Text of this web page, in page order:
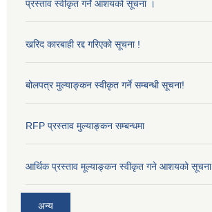
प्रस्ताव स्वीकृत गर्ने आशयको सूचना ।
खरिद कारबाही रद्द गरिएको सूचना !
बोलपत्र मुल्याङ्कन स्वीकृत गर्ने सम्बन्धी सूचना!
RFP प्रस्ताव मुल्याङ्कन सम्बन्धमा
आर्थिक प्रस्ताव मूल्याङ्कन स्वीकृत गने आशयको सूचना
अन्य